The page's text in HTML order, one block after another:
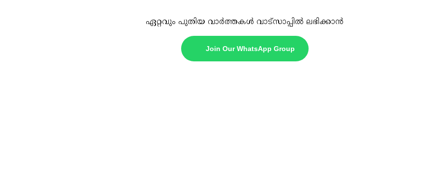
ഏറ്റവും പുതിയ വാർത്തകൾ വാട്സാപ്പിൽ ലഭിക്കാൻ
Join Our WhatsApp Group